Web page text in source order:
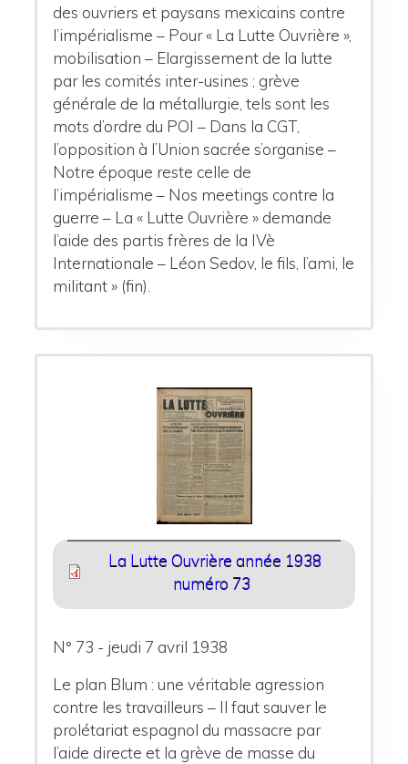
des ouvriers et paysans mexicains contre
l’impérialisme – Pour « La Lutte Ouvrière »,
mobilisation – Elargissement de la lutte
par les comités inter-usines ; grève
générale de la métallurgie, tels sont les
mots d’ordre du POI – Dans la CGT,
l’opposition à l’Union sacrée s’organise –
Notre époque reste celle de
l’impérialisme – Nos meetings contre la
guerre – La « Lutte Ouvrière » demande
l’aide des partis frères de la IVè
Internationale – Léon Sedov, le fils, l’ami, le
militant » (fin).
La Lutte Ouvrière année 1938
numéro 73
N° 73 - jeudi 7 avril 1938
Le plan Blum : une véritable agression
contre les travailleurs – Il faut sauver le
prolétariat espagnol du massacre par
l’aide directe et la grève de masse du